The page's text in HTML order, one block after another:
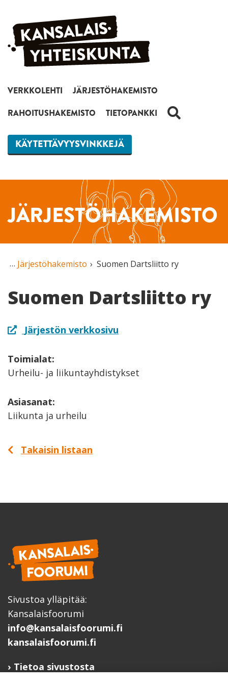
Siirry sisältöön
VERKKOLEHTI
JÄRJESTÖHAKEMISTO
RAHOITUSHAKEMISTO
TIETOPANKKI HAKU
KÄYTETTÄVYYSVINKKEJÄ
JÄRJESTÖHAKEMISTO
Järjestöhakemisto Suomen Dartsliitto ry
Suomen Dartsliitto ry
Järjestön verkkosivu
Toimialat:
Urheilu- ja liikuntayhdistykset
Asiasanat:
Liikunta ja urheilu
Takaisin listaan
Sivustoa ylläpitää:
Kansalaisfoorumi
info@kansalaisfoorumi.fi
kansalaisfoorumi.fi
Tietoa sivustosta